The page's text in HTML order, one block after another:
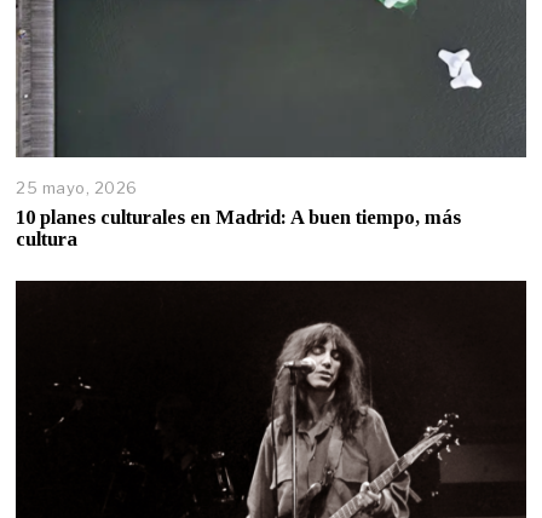
25 mayo, 2026
10 planes culturales en Madrid: A buen tiempo, más
cultura